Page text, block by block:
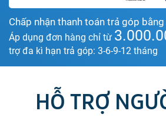
Chấp nhận thanh toán trả góp
Áp dụng đơn hàng chỉ từ
trợ đa kì hạn trả góp: 3-6-9-12 tháng
HỖ TRỢ